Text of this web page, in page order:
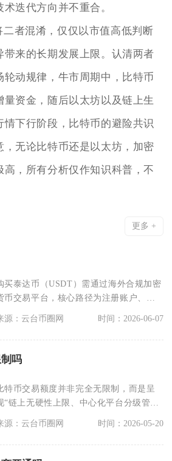
迭代方向并不重合。
二者混淆，仅仅以市值高低判断
带来的长期发展上限。认清两者
轮动规律，牛市周期中，比特币
资金，随后以太坊以及链上生
情下行阶段，比特币的避险共识
，无论比特币还是以太坊，加密
高，所有分析仅作知识科普，不
更多 +
买泰达币（USDT）需通过海外合规加密
币交易平台，核心路径为注册账户、完
源：云台币圈网 时间：2026-06-07
吗
特币交易额度并非完全无限制，而是呈
“链上无硬性上限、中心化平台分级管
源：云台币圈网 时间：2026-05-20